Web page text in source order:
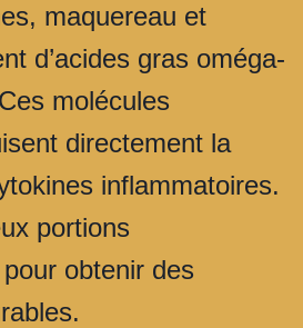
maquereau et
d’acides gras oméga-
molécules
directement la
inflammatoires.
portions
obtenir des